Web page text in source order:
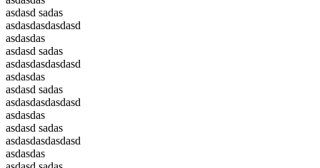
asdasd sadas
asdasdasdasdasd
asdasdas
asdasd sadas
asdasdasdasdasd
asdasdas
asdasd sadas
asdasdasdasdasd
asdasdas
asdasd sadas
asdasdasdasdasd
asdasdas